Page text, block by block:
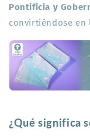
Pontificia y
convirtiéndose en
¿Qué significa